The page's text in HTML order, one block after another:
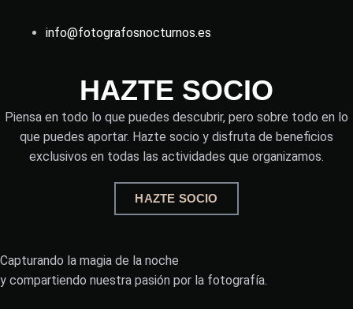
info@fotografosnocturnos.es
HAZTE SOCIO
Piensa en todo lo que puedes descubrir, pero sobre todo en lo
que puedes aportar. Hazte socio y disfruta de beneficios
exclusivos en todas las actividades que organizamos.
HAZTE SOCIO
Capturando la magia de la noche
y compartiendo nuestra pasión por la fotografía.